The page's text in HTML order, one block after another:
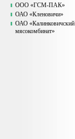
ООО «ГСМ-ПАК»
ОАО «Кленовичи»
ОАО «Калинковичский
мясокомбинат»